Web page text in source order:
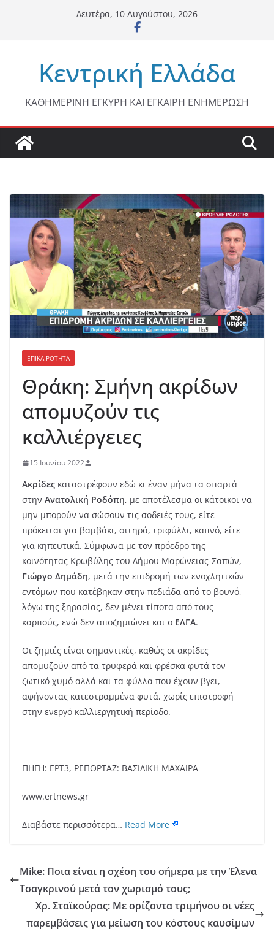
Δευτέρα, 10 Αυγούστου, 2026
Κεντρική Ελλάδα
ΚΑΘΗΜΕΡΙΝΗ ΕΓΚΥΡΗ ΚΑΙ ΕΓΚΑΙΡΗ ΕΝΗΜΕΡΩΣΗ
ΕΠΙΚΑΙΡΟΤΗΤΑ
Θράκη: Σμήνη ακρίδων
απομυζούν τις
καλλιέργειες
15 Ιουνίου 2022
Ακρίδες καταστρέφουν εδώ κι έναν μήνα τα σπαρτά
στην Ανατολική Ροδόπη, με αποτέλεσμα οι κάτοικοι να
μην μπορούν να σώσουν τις σοδειές τους, είτε
πρόκειται για βαμβάκι, σιτηρά, τριφύλλι, καπνό, είτε
για κηπευτικά. Σύμφωνα με τον πρόεδρο της
κοινότητας Κρωβύλης του Δήμου Μαρώνειας-Σαπών,
Γιώργο Δημάδη, μετά την επιδρομή των ενοχλητικών
εντόμων που κατέβηκαν στην πεδιάδα από το βουνό,
λόγω της ξηρασίας, δεν μένει τίποτα από τους
καρπούς, ενώ δεν αποζημιώνει και ο ΕΛΓΑ.
Οι ζημιές είναι σημαντικές, καθώς οι ακρίδες
απομυζούν από τα τρυφερά και φρέσκα φυτά τον
ζωτικό χυμό αλλά και τα φύλλα που έχουν βγει,
αφήνοντας κατεστραμμένα φυτά, χωρίς επιστροφή
στην ενεργό καλλιεργητική περίοδο.
ΠΗΓΗ: ΕΡΤ3, ΡΕΠΟΡΤΑΖ: ΒΑΣΙΛΙΚΗ ΜΑΧΑΙΡΑ
www.ertnews.gr
Διαβάστε περισσότερα… Read More
Mike: Ποια είναι η σχέση του σήμερα με την Έλενα
Τσαγκρινού μετά τον χωρισμό τους;
Χρ. Σταϊκούρας: Με ορίζοντα τριμήνου οι νέες
παρεμβάσεις για μείωση του κόστους καυσίμων